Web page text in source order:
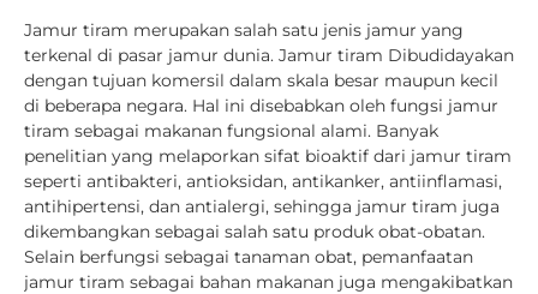
Jamur tiram merupakan salah satu jenis jamur yang
terkenal di pasar jamur dunia. Jamur tiram Dibudidayakan
dengan tujuan komersil dalam skala besar maupun kecil
di beberapa negara. Hal ini disebabkan oleh fungsi jamur
tiram sebagai makanan fungsional alami. Banyak
penelitian yang melaporkan sifat bioaktif dari jamur tiram
seperti antibakteri, antioksidan, antikanker, antiinflamasi,
antihipertensi, dan antialergi, sehingga jamur tiram juga
dikembangkan sebagai salah satu produk obat-obatan.
Selain berfungsi sebagai tanaman obat, pemanfaatan
jamur tiram sebagai bahan makanan juga mengakibatkan